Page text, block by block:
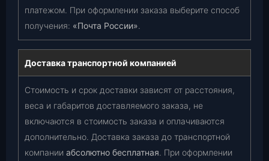
платежом. При оформлении заказа выберите способ
получения: «Почта России».
Доставка транспортной компанией
Стоимость и срок доставки зависят от расстояния,
веса и габаритов доставляемого заказа, не
включаются в стоимость заказа и оплачиваются
дополнительно. Доставка заказа до транспортной
компании абсолютно бесплатная. При оформлении